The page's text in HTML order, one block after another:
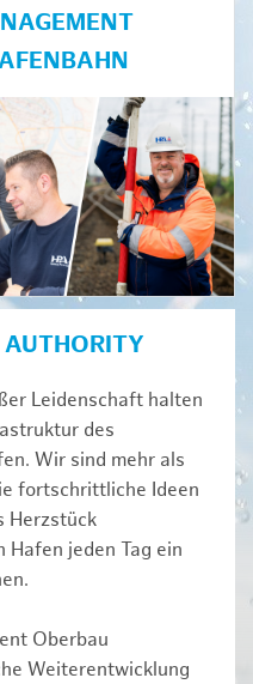
AUTHORITY
Leidenschaft halten
des
Wir sind mehr als
fortschrittliche Ideen
Herzstück
jeden Tag ein
Oberbau
Weiterentwicklung